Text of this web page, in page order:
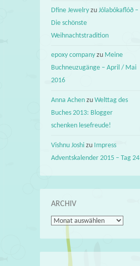
Dfine Jewelry zuJólabókaflóð –
Die schönste
Weihnachtstradition
epoxy company zu Meine
Buchneuzugänge – April / Mai
2016
Anna Achen zuWelttag des
Buches 2013: Blogger
schenken lesefreude!
Vishnu Joshi zu Impress
Adventskalender 2015 – Tag 24
ARCHIV
Archiv